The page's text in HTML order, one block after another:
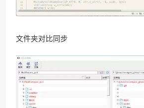
文件夹对比同步